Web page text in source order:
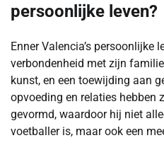
persoonlijke leven?
Enner Valencia’s persoonlijke
verbondenheid met zijn
kunst, en een toewijding aan
opvoeding en relaties hebben
gevormd, waardoor hij niet
voetballer is, maar ook een